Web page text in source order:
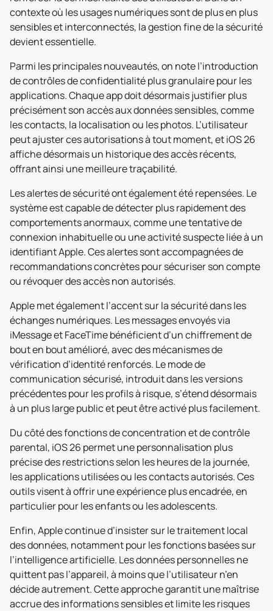
contexte où les usages numériques sont de plus en plus
sensibles et interconnectés, la gestion fine de la sécurité
devient essentielle.
Parmi les principales nouveautés, on note l’introduction
de contrôles de confidentialité plus granulaire pour les
applications. Chaque app doit désormais justifier plus
précisément son accès aux données sensibles, comme
les contacts, la localisation ou les photos. L’utilisateur
peut ajuster ces autorisations à tout moment, et iOS 26
affiche désormais un historique des accès récents,
offrant ainsi une meilleure traçabilité.
Les alertes de sécurité ont également été repensées. Le
système est capable de détecter plus rapidement des
comportements anormaux, comme une tentative de
connexion inhabituelle ou une activité suspecte liée à un
identifiant Apple. Ces alertes sont accompagnées de
recommandations concrètes pour sécuriser son compte
ou révoquer des accès non autorisés.
Apple met également l’accent sur la sécurité dans les
échanges numériques. Les messages envoyés via
iMessage et FaceTime bénéficient d’un chiffrement de
bout en bout amélioré, avec des mécanismes de
vérification d’identité renforcés. Le mode de
communication sécurisé, introduit dans les versions
précédentes pour les profils à risque, s’étend désormais
à un plus large public et peut être activé plus facilement.
Du côté des fonctions de concentration et de contrôle
parental, iOS 26 permet une personnalisation plus
précise des restrictions selon les heures de la journée,
les applications utilisées ou les contacts autorisés. Ces
outils visent à offrir une expérience plus encadrée, en
particulier pour les enfants ou les adolescents.
Enfin, Apple continue d’insister sur le traitement local
des données, notamment pour les fonctions basées sur
l’intelligence artificielle. Les données personnelles ne
quittent pas l’appareil, à moins que l’utilisateur n’en
décide autrement. Cette approche garantit une maîtrise
accrue des informations sensibles et limite les risques